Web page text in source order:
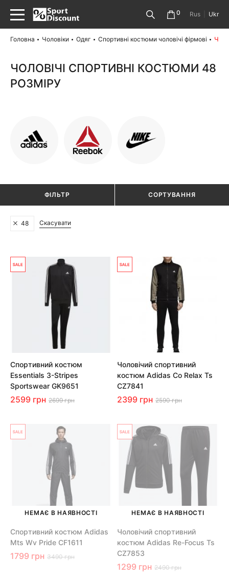
0 Rus Ukr
Головна Чоловіки Одяг Спортивні костюми чоловічі фірмові
ЧОЛОВІЧІ СПОРТИВНІ КОСТЮМИ 48
РОЗМІРУ
ФІЛЬТР СОРТУВАННЯ
48 Скасувати
Спортивний костюм
Essentials 3-Stripes
Sportswear GK9651
2599 грн 2699 грн
Чоловічий спортивний
костюм Adidas Co Relax Ts
CZ7841
2399 грн 2590 грн
НЕМАЄ В НАЯВНОСТІ
Спортивний костюм Adidas
Mts Wv Pride CF1611
1799 грн 3490 грн
НЕМАЄ В НАЯВНОСТІ
Чоловічий спортивний
костюм Adidas Re-Focus Ts
CZ7853
1299 грн 2490 грн